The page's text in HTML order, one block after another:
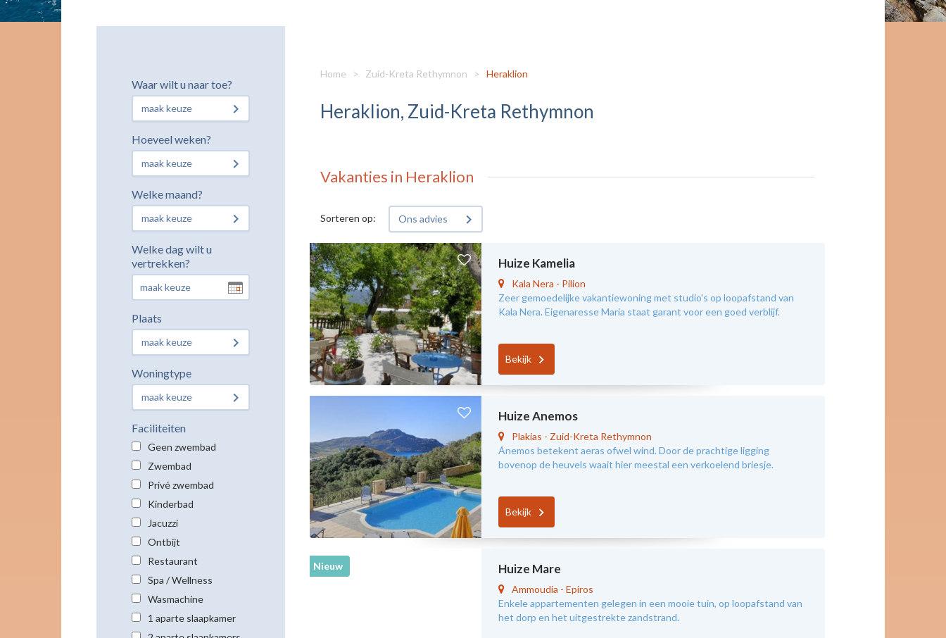
Waar wilt u naar toe?
maak keuze
Hoeveel weken?
maak keuze
Welke maand?
maak keuze
Welke dag wilt u
vertrekken?
Plaats
maak keuze
Woningtype
maak keuze
Faciliteiten
Geen zwembad
Zwembad
Privé zwembad
Kinderbad
Jacuzzi
Ontbijt
Restaurant
Spa / Wellness
Wasmachine
1 aparte slaapkamer
Home > Zuid-Kreta Rethymnon > Heraklion
Heraklion, Zuid-Kreta Rethymnon
Vakanties in Heraklion
Sorteren op: Ons advies
Huize Kamelia
Kala Nera - Pilion
Zeer gemoedelijke vakantiewoning met studio's op loopafstand van
Kala Nera. Eigenaresse Maria staat garant voor een goed verblijf.
Bekijk
Huize Anemos
Plakias - Zuid-Kreta Rethymnon
Ánemos betekent aeras ofwel wind. Door de prachtige ligging
bovenop de heuvels waait hier meestal een verkoelend briesje.
Bekijk
Nieuw Huize Mare
Ammoudia - Epiros
Enkele appartementen gelegen in een mooie tuin, op loopafstand van
het dorp en het uitgestrekte zandstrand.